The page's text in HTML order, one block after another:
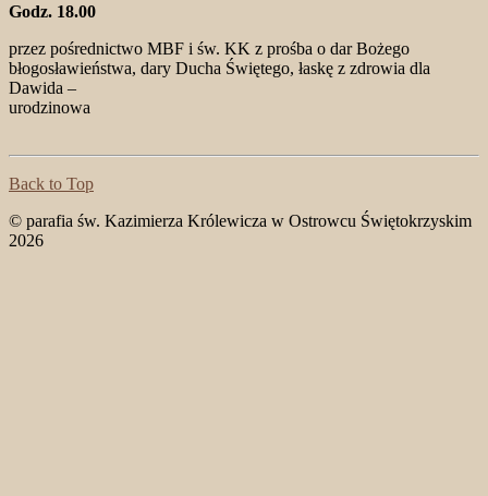
Godz. 18.00
przez pośrednictwo MBF i św. KK z prośba o dar Bożego
błogosławieństwa, dary Ducha Świętego, łaskę z zdrowia dla
Dawida –
Back to Top
© parafia św. Kazimierza Królewicza w Ostrowcu Świętokrzyskim
2026